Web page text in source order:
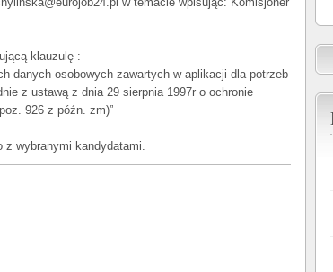
klauzulę :
danych osobowych zawartych w aplikacji dla potrzeb
z ustawą z dnia 29 sierpnia 1997r o ochronie
926 z późn. zm)”
wybranymi kandydatami.